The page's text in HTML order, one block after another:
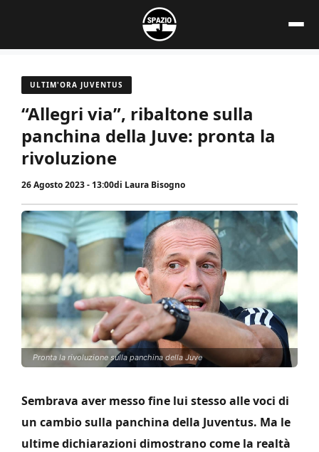
contenuto
ULTIM'ORA JUVENTUS
“Allegri via”, ribaltone sulla
panchina della Juve: pronta la
rivoluzione
26 Agosto 2023 - 13:00di Laura Bisogno
Pronta la rivoluzione sulla panchina della Juve
Sembrava aver messo fine lui stesso alle voci di
un cambio sulla panchina della Juventus. Ma le
ultime dichiarazioni dimostrano come la realtà